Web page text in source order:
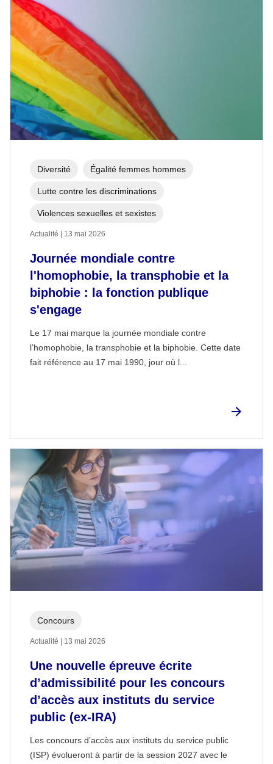
Journée mondiale contre
l'homophobie, la transphobie et la
biphobie : la fonction publique
s'engage
Le 17 mai marque la journée mondiale contre
l’homophobie, la transphobie et la biphobie. Cette date
fait référence au 17 mai 1990, jour où l...
Diversité Égalité femmes hommes
Lutte contre les discriminations
Violences sexuelles et sexistes
Actualité | 13 mai 2026
Une nouvelle épreuve écrite
d’admissibilité pour les concours
d’accès aux instituts du service
public (ex-IRA)
Les concours d’accès aux instituts du service public
(ISP) évolueront à partir de la session 2027 avec le
Concours
Actualité | 13 mai 2026